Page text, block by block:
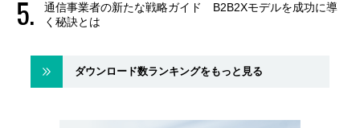
通信事業者の新たな戦略ガイド B2B2Xモデルを成功に導
く秘訣とは
ダウンロード数ランキングをもっと見る